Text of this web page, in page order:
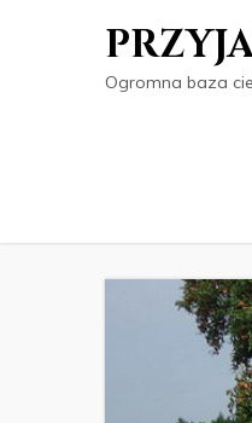
Ogromna baza